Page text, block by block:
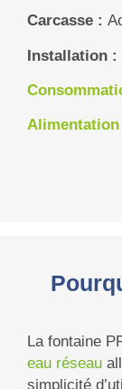
Carcasse :
Installation :
Alimentation
La fontaine
eau réseau
simplicité